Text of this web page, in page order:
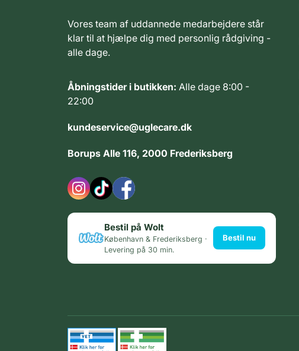
Vores team af uddannede medarbejdere står
klar til at hjælpe dig med personlig rådgiving -
alle dage.
Åbningstider i butikken: Alle dage 8:00 -
22:00
kundeservice@uglecare.dk
Borups Alle 116, 2000 Frederiksberg
Bestil på Wolt
København & Frederiksberg ·
Levering på 30 min.
Bestil nu